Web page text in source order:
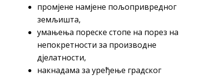
промјене намјене пољопривредног
земљишта,
умањења пореске стопе на порез на
непокретности за производне
дјелатности,
накнадама за уређење градског